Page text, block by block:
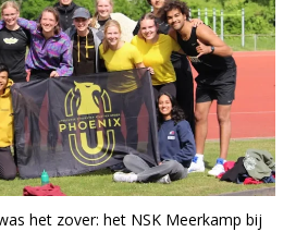
het zover: het NSK Meerkamp bij